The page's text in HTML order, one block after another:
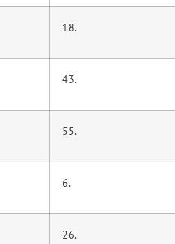
18.
43.
55.
6.
26.